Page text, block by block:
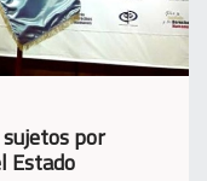
por
Estado